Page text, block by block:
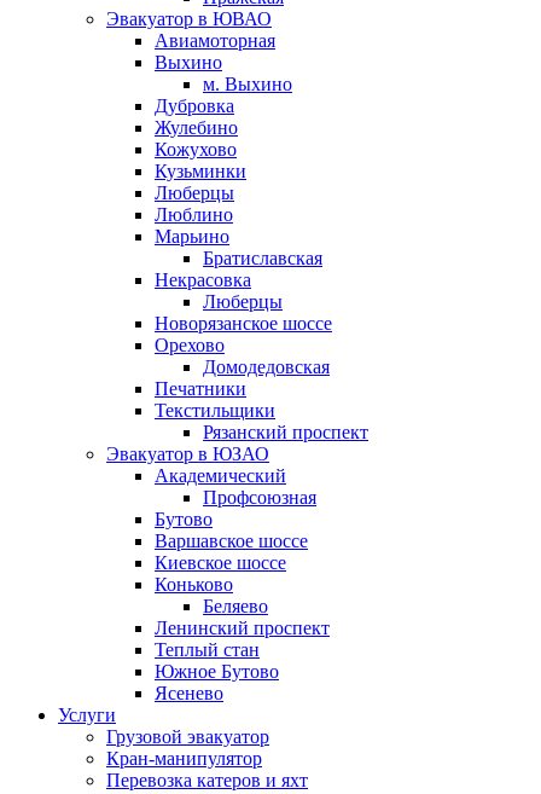
Эвакуатор в ЮВАО
Авиамоторная
Выхино
м. Выхино
Дубровка
Жулебино
Кожухово
Кузьминки
Люберцы
Люблино
Марьино
Братиславская
Некрасовка
Люберцы
Новорязанское шоссе
Орехово
Домодедовская
Печатники
Текстильщики
Рязанский проспект
Эвакуатор в ЮЗАО
Академический
Профсоюзная
Бутово
Варшавское шоссе
Киевское шоссе
Коньково
Беляево
Ленинский проспект
Теплый стан
Южное Бутово
Ясенево
Услуги
Грузовой эвакуатор
Кран-манипулятор
Перевозка катеров и яхт